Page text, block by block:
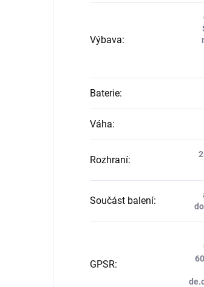
Výbava:
Baterie:
Váha:
Rozhraní:
Součást balení:
GPSR: